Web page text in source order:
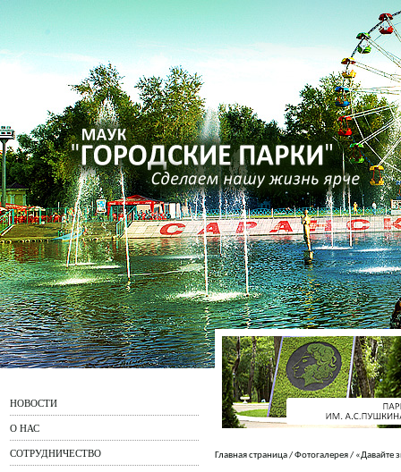
НОВОСТИ
О НАС
СОТРУДНИЧЕСТВО Главная страница/Фотогалерея/ «Давайте